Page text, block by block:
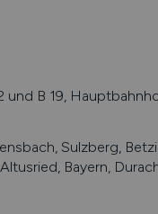
und B 19,
Sulzberg,
Bayern,